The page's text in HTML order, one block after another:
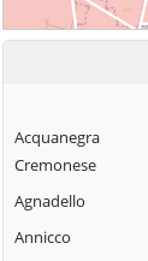
Acquanegra
Cremonese
Agnadello
Annicco